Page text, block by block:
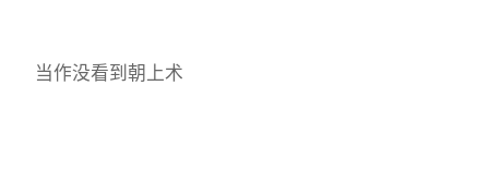
当作没看到朝上术